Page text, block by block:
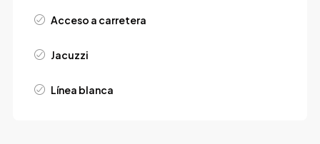
Acceso a carretera
Jacuzzi
Línea blanca